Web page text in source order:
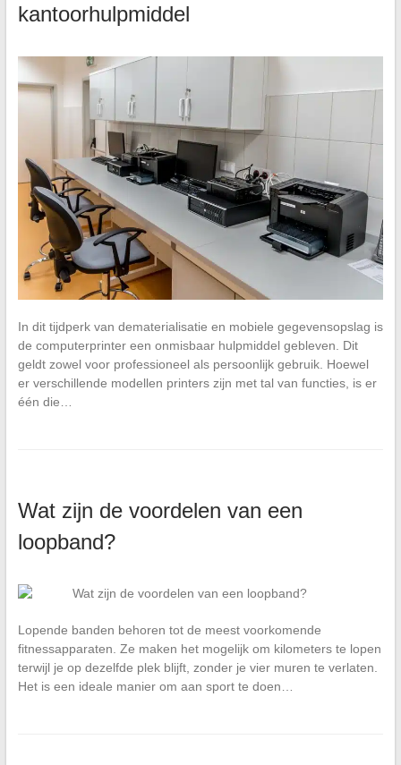
kantoorhulpmiddel
In dit tijdperk van dematerialisatie en mobiele gegevensopslag is
de computerprinter een onmisbaar hulpmiddel gebleven. Dit
geldt zowel voor professioneel als persoonlijk gebruik. Hoewel
er verschillende modellen printers zijn met tal van functies, is er
één die…
Wat zijn de voordelen van een
loopband?
Lopende banden behoren tot de meest voorkomende
fitnessapparaten. Ze maken het mogelijk om kilometers te lopen
terwijl je op dezelfde plek blijft, zonder je vier muren te verlaten.
Het is een ideale manier om aan sport te doen…